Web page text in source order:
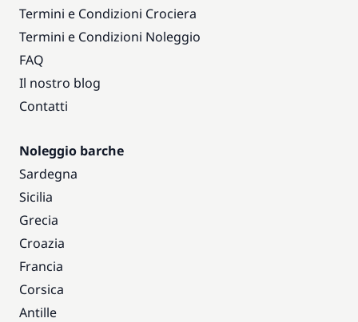
Termini e Condizioni Crociera
Termini e Condizioni Noleggio
FAQ
Il nostro blog
Contatti
Noleggio barche
Sardegna
Sicilia
Grecia
Croazia
Francia
Corsica
Antille